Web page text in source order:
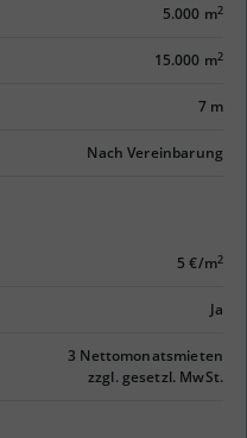
5.000 m2
15.000 m2
7 m
Nach Vereinbarung
5 €/m2
Ja
3 Nettomonatsmieten
zzgl. gesetzl. MwSt.